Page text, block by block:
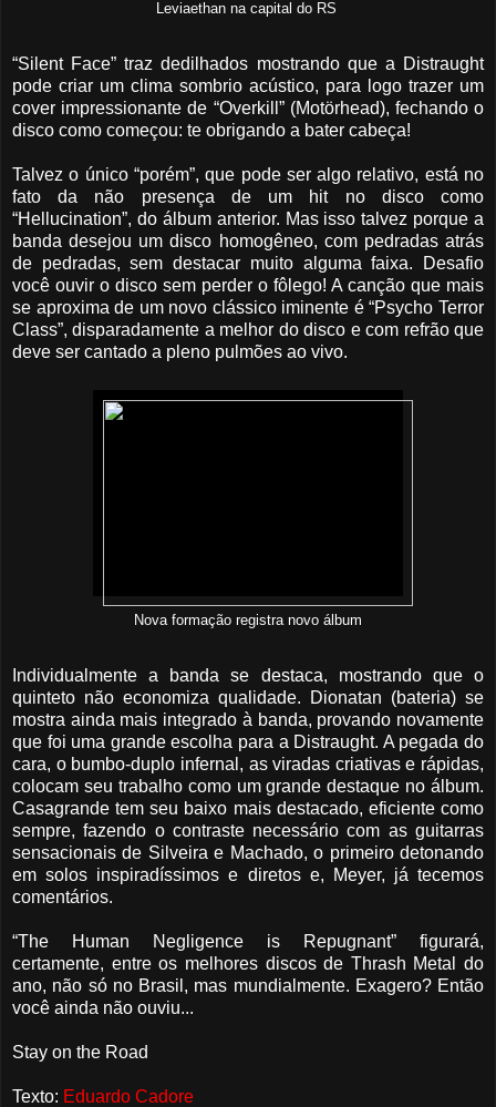
Leviaethan na capital do RS
“Silent Face” traz dedilhados mostrando que a Distraught
pode criar um clima sombrio acústico, para logo trazer um
cover impressionante de “Overkill” (Motörhead), fechando o
disco como começou: te obrigando a bater cabeça!
Talvez o único “porém”, que pode ser algo relativo, está no
fato da não presença de um hit no disco como
“Hellucination”, do álbum anterior. Mas isso talvez porque a
banda desejou um disco homogêneo, com pedradas atrás
de pedradas, sem destacar muito alguma faixa. Desafio
você ouvir o disco sem perder o fôlego! A canção que mais
se aproxima de um novo clássico iminente é “Psycho Terror
Class”, disparadamente a melhor do disco e com refrão que
deve ser cantado a pleno pulmões ao vivo.
Nova formação registra novo álbum
Individualmente a banda se destaca, mostrando que o
quinteto não economiza qualidade. Dionatan (bateria) se
mostra ainda mais integrado à banda, provando novamente
que foi uma grande escolha para a Distraught. A pegada do
cara, o bumbo-duplo infernal, as viradas criativas e rápidas,
colocam seu trabalho como um grande destaque no álbum.
Casagrande tem seu baixo mais destacado, eficiente como
sempre, fazendo o contraste necessário com as guitarras
sensacionais de Silveira e Machado, o primeiro detonando
em solos inspiradíssimos e diretos e, Meyer, já tecemos
comentários.
“The Human Negligence is Repugnant” figurará,
certamente, entre os melhores discos de Thrash Metal do
ano, não só no Brasil, mas mundialmente. Exagero? Então
você ainda não ouviu...
Stay on the Road
Texto: Eduardo Cadore